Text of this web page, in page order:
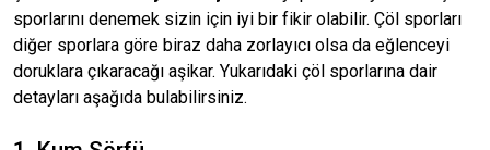
sporlarını denemek sizin için iyi bir fikir olabilir. Çöl sporları
diğer sporlara göre biraz daha zorlayıcı olsa da eğlenceyi
doruklara çıkaracağı aşikar. Yukarıdaki çöl sporlarına dair
detayları aşağıda bulabilirsiniz.